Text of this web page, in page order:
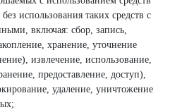
использования таких средств с
включая: сбор, запись,
хранение, уточнение
извлечение, использование,
предоставление, доступ),
удаление, уничтожение